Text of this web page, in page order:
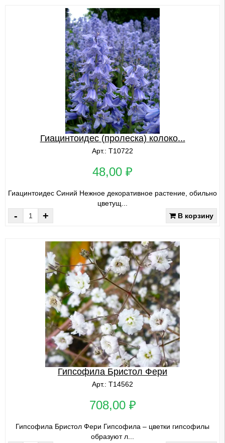
Гиацинтоидес (пролеска) колоко...
Арт.: Т10722
48,00 ₽
Гиацинтоидес Синий Нежное декоративное растение, обильно
цветущ...
- + В корзину
Гипсофила Бристол Фери
Арт.: Т14562
708,00 ₽
Гипсофила Бристол Фери Гипсофила – цветки гипсофилы
образуют л...